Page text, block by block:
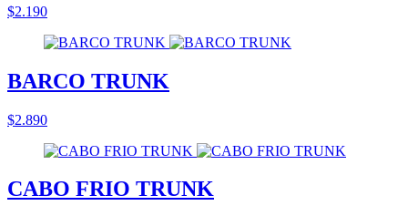
$2.190
BARCO TRUNK
$2.890
CABO FRIO TRUNK